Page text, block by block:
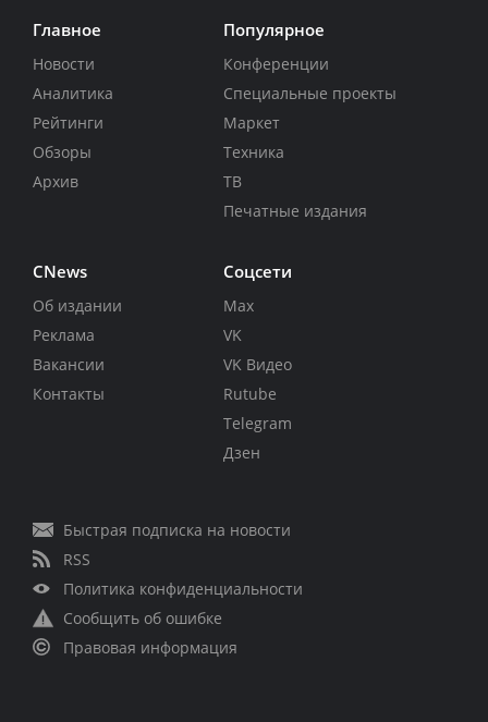
Главное
Новости
Аналитика
Рейтинги
Обзоры
Архив
Популярное
Конференции
Специальные проекты
Маркет
Техника
ТВ
Печатные издания
CNews
Об издании
Реклама
Вакансии
Контакты
Соцсети
Max
VK
VK Видео
Rutube
Telegram
Дзен
Быстрая подписка на новости
RSS
Политика конфиденциальности
Сообщить об ошибке
Правовая информация